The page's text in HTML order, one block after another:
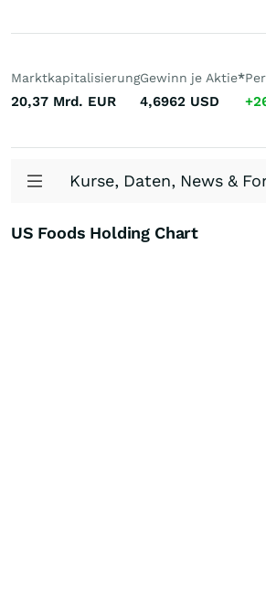
Marktkapitalisierung
20,37 Mrd. EUR
Gewinn je Aktie*
4,6962 USD
Kurse, Daten, News &
US Foods Holding Chart